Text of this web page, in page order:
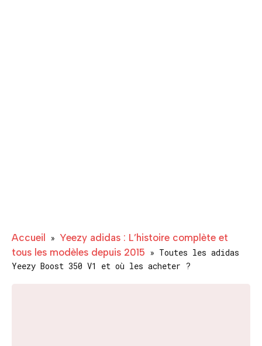
Accueil » Yeezy adidas : L’histoire complète et
tous les modèles depuis 2015 » Toutes les adidas
Yeezy Boost 350 V1 et où les acheter ?